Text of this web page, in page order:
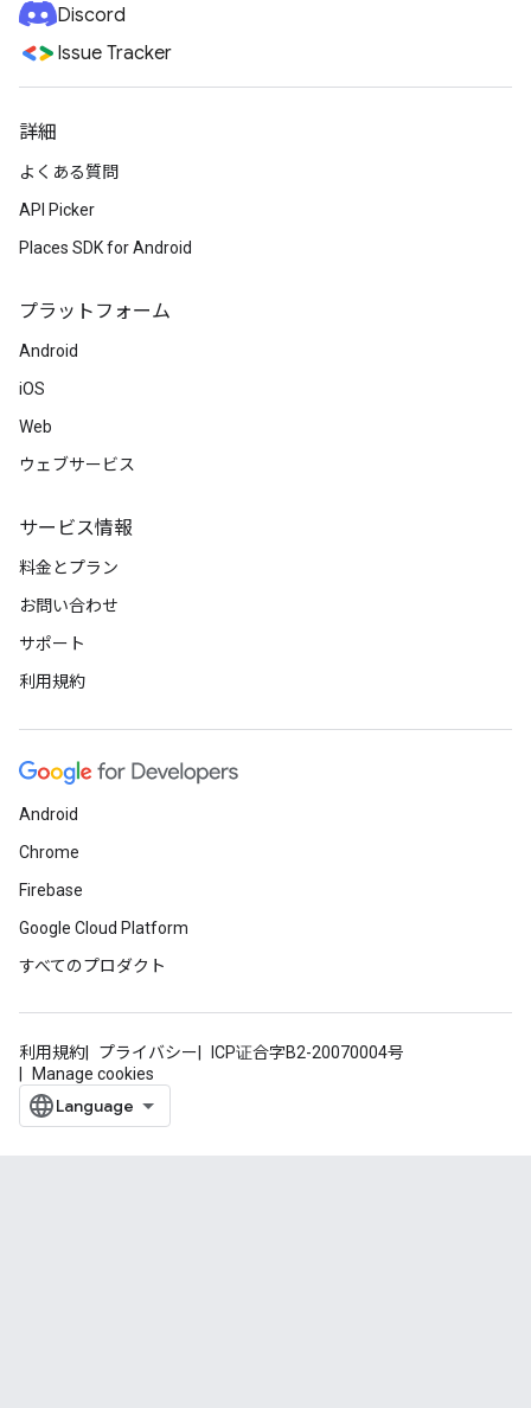
Discord
Issue Tracker
詳細
よくある質問
API Picker
Places SDK for Android
プラットフォーム
Android
iOS
Web
ウェブサービス
サービス情報
料金とプラン
お問い合わせ
サポート
利用規約
Android
Chrome
Firebase
Google Cloud Platform
すべてのプロダクト
利用規約 プライバシー
ICP证合字B2-20070004号
Manage cookies